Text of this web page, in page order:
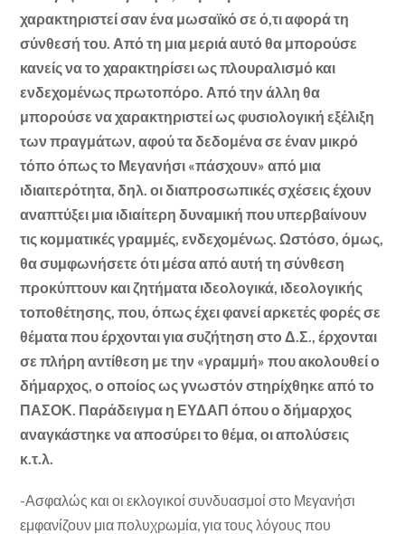
χαρακτηριστεί σαν ένα μωσαϊκό σε ό,τι αφορά τη
σύνθεσή του. Από τη μια μεριά αυτό θα μπορούσε
κανείς να το χαρακτηρίσει ως πλουραλισμό και
ενδεχομένως πρωτοπόρο. Από την άλλη θα
μπορούσε να χαρακτηριστεί ως φυσιολογική εξέλιξη
των πραγμάτων, αφού τα δεδομένα σε έναν μικρό
τόπο όπως το Μεγανήσι «πάσχουν» από μια
ιδιαιτερότητα, δηλ. οι διαπροσωπικές σχέσεις έχουν
αναπτύξει μια ιδιαίτερη δυναμική που υπερβαίνουν
τις κομματικές γραμμές, ενδεχομένως. Ωστόσο, όμως,
θα συμφωνήσετε ότι μέσα από αυτή τη σύνθεση
προκύπτουν και ζητήματα ιδεολογικά, ιδεολογικής
τοποθέτησης, που, όπως έχει φανεί αρκετές φορές σε
θέματα που έρχονται για συζήτηση στο Δ.Σ., έρχονται
σε πλήρη αντίθεση με την «γραμμή» που ακολουθεί ο
δήμαρχος, ο οποίος ως γνωστόν στηρίχθηκε από το
ΠΑΣΟΚ. Παράδειγμα η ΕΥΔΑΠ όπου ο δήμαρχος
αναγκάστηκε να αποσύρει το θέμα, οι απολύσεις
κ.τ.λ.
-Ασφαλώς και οι εκλογικοί συνδυασμοί στο Μεγανήσι
εμφανίζουν μια πολυχρωμία, για τους λόγους που